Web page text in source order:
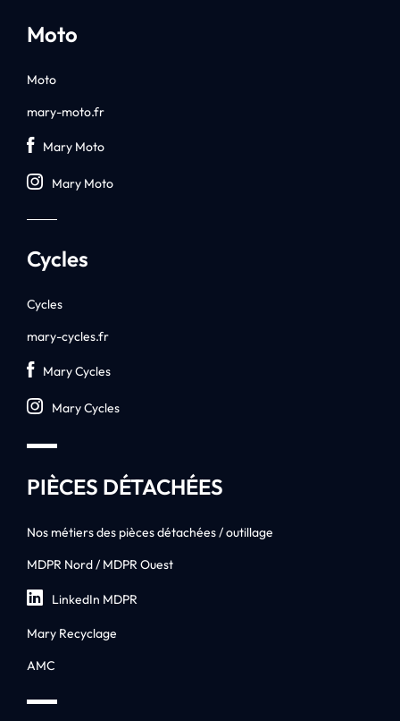
Moto
Moto
mary-moto.fr
Mary Moto
Mary Moto
Cycles
Cycles
mary-cycles.fr
Mary Cycles
Mary Cycles
PIÈCES DÉTACHÉES
Nos métiers des pièces détachées / outillage
MDPR Nord / MDPR Ouest
LinkedIn MDPR
Mary Recyclage
AMC